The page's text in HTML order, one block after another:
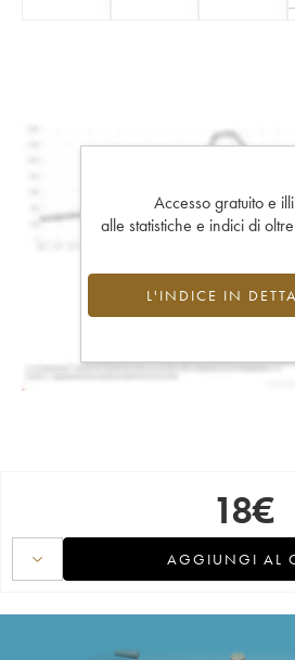
Accesso gratuito e
alle statistiche e indici di
L'INDICE IN
18€
AGGIUNGI AL